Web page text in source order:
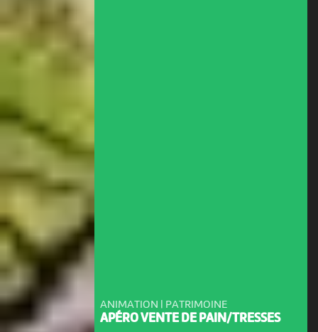
ANIMATION | PATRIMOINE
APÉRO VENTE DE PAIN/TRESSES